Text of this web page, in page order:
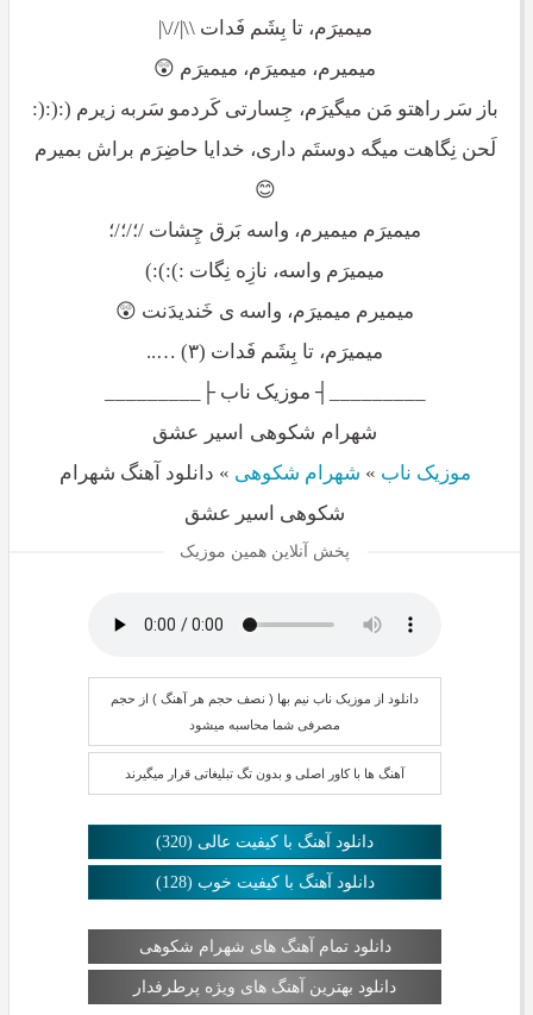
میمیرَم، تا بِشَم فَدات \\|//\|
میمیرم، میمیرَم، میمیرَم 😲
باز سَر راهتو مَن میگیرَم، جِسارتی کَردمو سَربه زیرم (:(:(:
لَحن نِگاهت میگه دوستَم داری، خدایا حاضِرَم براش بمیرم
😊
میمیرَم میمیرم، واسه بَرق چِشات /؛/؛/؛
میمیرَم واسه، نازِه نِگات :):):)
میمیرم میمیرَم، واسه ی خَندیدَنت 😲
میمیرَم، تا بِشَم فَدات (۳) …..
_________┤ موزیک ناب ├_________
شهرام شکوهی اسیر عشق
موزیک ناب » شهرام شکوهی » دانلود آهنگ شهرام
شکوهی اسیر عشق
پخش آنلاین همین موزیک
دانلود از موزیک ناب نیم بها ( نصف حجم هر آهنگ ) از حجم
مصرفی شما محاسبه میشود
آهنگ ها با کاور اصلی و بدون تگ تبلیغاتی قرار میگیرند
دانلود آهنگ با کیفیت عالی (320)
دانلود آهنگ با کیفیت خوب (128)
دانلود تمام آهنگ های شهرام شکوهی
دانلود بهترین آهنگ های ویژه پرطرفدار